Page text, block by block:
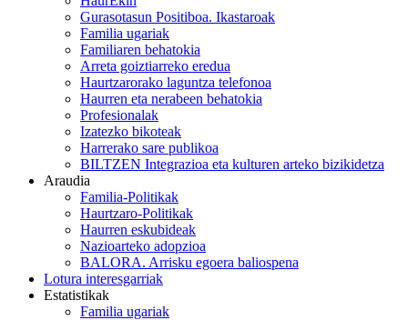
Gurasotasun Positiboa. Ikastaroak
Familia ugariak
Familiaren behatokia
Arreta goiztiarreko eredua
Haurtzarorako laguntza telefonoa
Haurren eta nerabeen behatokia
Profesionalak
Izatezko bikoteak
Harrerako sare publikoa
BILTZEN Integrazioa eta kulturen arteko bizikidetza
Araudia
Familia-Politikak
Haurtzaro-Politikak
Haurren eskubideak
Nazioarteko adopzioa
BALORA. Arrisku egoera baliospena
Lotura interesgarriak
Estatistikak
Familia ugariak